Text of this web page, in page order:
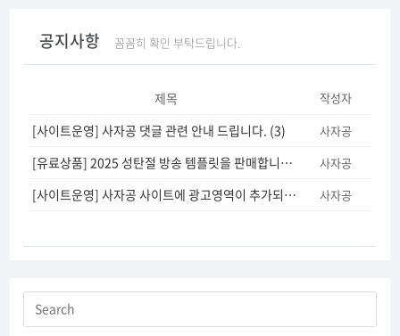
공지사항 꼼꼼히 확인 부탁드립니다.
제목 작성자
[사이트운영] 사자공 댓글 관련 안내 드립니다. (3) 사자공
[유료상품] 2025 성탄절 방송 템플릿을 판매합니다. 사자공
[사이트운영] 사자공 사이트에 광고영역이 추가되었습니다. (12)
사자공